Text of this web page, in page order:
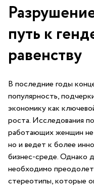
путь к
равенству
В последние годы
популярность,
экономику как
роста. Исследования
работающих женщин
но⁣ и ведет⁣ к более
бизнес-среде. ⁤Однако
необходимо
стереотипы, которые